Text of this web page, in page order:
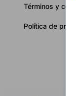
Términos y
Política de